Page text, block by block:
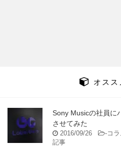
オスス
Sony Musicの社員に
させてみた
2016/09/26 -コ
記事